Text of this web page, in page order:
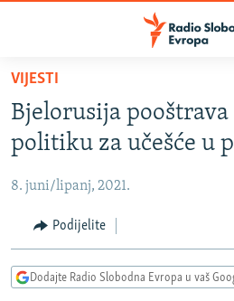
Pređite
glavni
sadržaj
Pređite
na
navigaciju
Pređite
na
VIJESTI
BOSNA I HERCEGOVINA
SRBIJA
KOSOVO
CRNA GORA
VIDEO
PODCASTI
VIJESTI
Bjelorusija
politiku za učešće u
8. juni/lipanj, 2021.
Podijelite
Dodajte Radio Slobodna Evropa u vaš